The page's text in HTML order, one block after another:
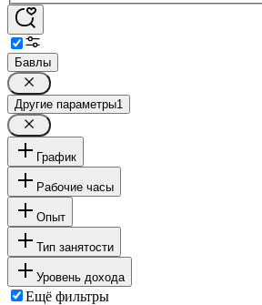
Бавлы
Другие параметры1
График
Рабочие часы
Опыт
Тип занятости
Уровень дохода
Ещё фильтры